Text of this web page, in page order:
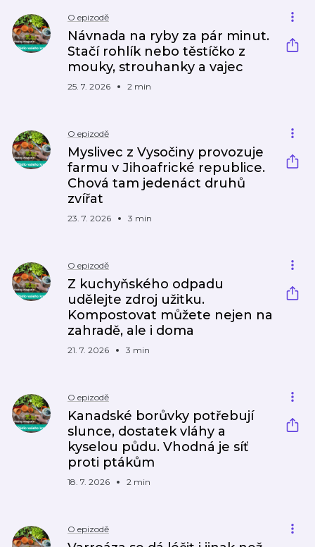
O epizodě
Návnada na ryby za pár minut.
Stačí rohlík nebo těstíčko z
mouky, strouhanky a vajec
25. 7. 2026 2 min
O epizodě
Myslivec z Vysočiny provozuje
farmu v Jihoafrické republice.
Chová tam jedenáct druhů
zvířat
23. 7. 2026 3 min
O epizodě
Z kuchyňského odpadu
udělejte zdroj užitku.
Kompostovat můžete nejen na
zahradě, ale i doma
21. 7. 2026 3 min
O epizodě
Kanadské borůvky potřebují
slunce, dostatek vláhy a
kyselou půdu. Vhodná je síť
proti ptákům
18. 7. 2026 2 min
O epizodě